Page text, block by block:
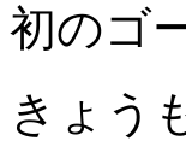
初のゴ
きょう